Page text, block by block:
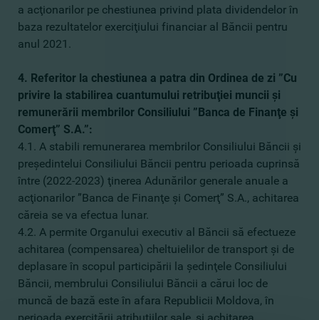
a acţionarilor pe chestiunea privind plata dividendelor în
baza rezultatelor exerciţiului financiar al Băncii pentru
anul 2021.
4. Referitor la chestiunea a patra din Ordinea de zi ”Cu
privire la stabilirea cuantumului retribuţiei muncii şi
remunerării membrilor Consiliului ”Banca de Finanţe şi
Comerţ” S.A.”:
4.1. A stabili remunerarea membrilor Consiliului Băncii şi
preşedintelui Consiliului Băncii pentru perioada cuprinsă
între (2022-2023) ţinerea Adunărilor generale anuale a
acţionarilor ”Banca de Finanţe şi Comerţ” S.A., achitarea
căreia se va efectua lunar.
4.2. A permite Organului executiv al Băncii să efectueze
achitarea (compensarea) cheltuielilor de transport şi de
deplasare în scopul participării la şedinţele Consiliului
Băncii, membrului Consiliului Băncii a cărui loc de
muncă de bază este în afara Republicii Moldova, în